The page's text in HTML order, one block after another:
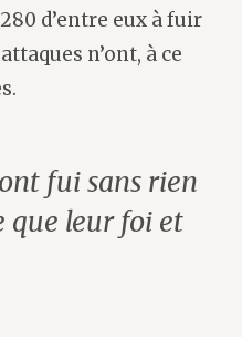
d’entre eux à fuir
n’ont, à ce
fui sans rien
que leur foi et